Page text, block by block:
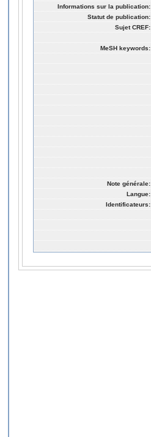
Informations sur la publication:
Statut de publication:
Sujet CREF:
MeSH keywords:
Note générale:
Langue:
Identificateurs: